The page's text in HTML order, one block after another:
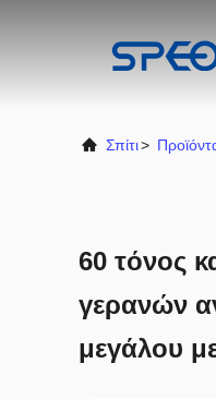
Σπίτι>
60 τόνος
γερανών
μεγάλου